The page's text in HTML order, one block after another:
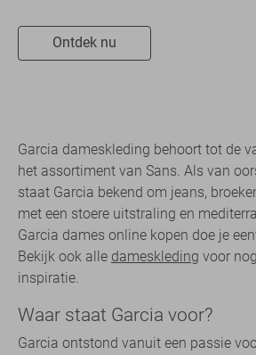
Ontdek nu
Garcia dameskleding behoort tot de
het assortiment van Sans. Als van
staat Garcia bekend om jeans,
met een stoere uitstraling en
Garcia dames online kopen doe je
Bekijk ook alle dameskleding voor
inspiratie.
Waar staat Garcia voor?
Garcia ontstond vanuit een passie